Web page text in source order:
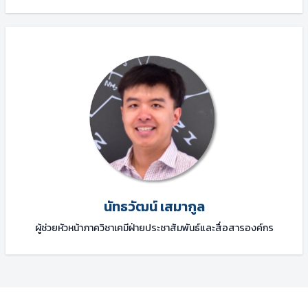
นัทธวัฒน์ เสมากูล
ผู้ช่วยหัวหน้าภาควิชาเคมีฝ่ายประชาสัมพันธ์และสื่อสารองค์กร